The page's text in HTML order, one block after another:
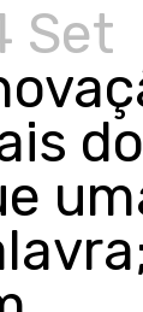
Set
do